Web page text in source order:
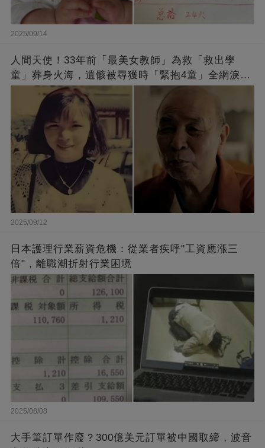
2025/09/14
人間天使！33年前「最美女教師」為救「救出學
童」葬身火海，遺骸被尋獲時「緊抱4童」全網淚
崩：真正的英雄不該被遺忘
2025/09/12
日本護理行業薪資危機：從業者疾呼"工資應漲三
倍"，離職潮折射行業困境
2025/08/08
大手筆訂單作廢？300億美元訂單被中國取締，波音